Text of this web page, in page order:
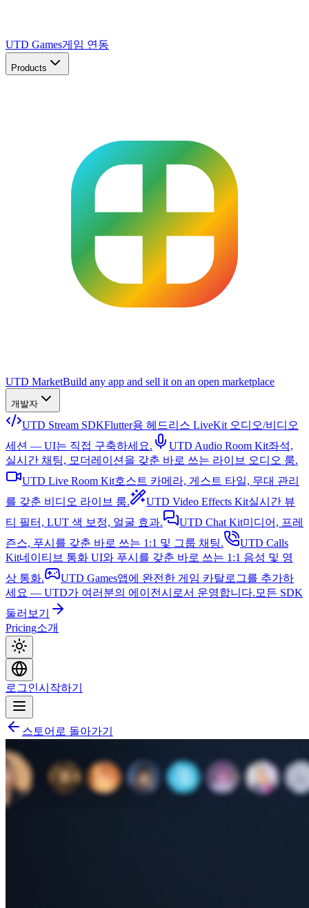
UTD Games게임 연동
Products
UTD MarketBuild any app and sell it on an open marketplace
개발자
UTD Stream SDKFlutter용 헤드리스 LiveKit 오디오/비디오
세션 — UI는 직접 구축하세요.
UTD Audio Room Kit좌석,
실시간 채팅, 모더레이션을 갖춘 바로 쓰는 라이브 오디오 룸.
UTD Live Room Kit호스트 카메라, 게스트 타일, 무대 관리
를 갖춘 비디오 라이브 룸.
UTD Video Effects Kit실시간 뷰
티 필터, LUT 색 보정, 얼굴 효과.
UTD Chat Kit미디어, 프레
즌스, 푸시를 갖춘 바로 쓰는 1:1 및 그룹 채팅.
UTD Calls
Kit네이티브 통화 UI와 푸시를 갖춘 바로 쓰는 1:1 음성 및 영
상 통화.
UTD Games앱에 완전한 게임 카탈로그를 추가하
세요 — UTD가 여러분의 에이전시로서 운영합니다. 모든 SDK
둘러보기
Pricing소개
로그인시작하기
스토어로 돌아가기